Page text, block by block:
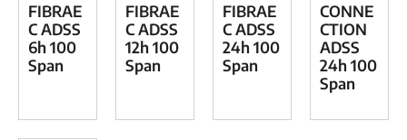
FIBRAE
C ADSS
6h 100
Span
FIBRAE
C ADSS
12h 100
Span
FIBRAE
C ADSS
24h 100
Span
CONNE
CTION
ADSS
24h 100
Span